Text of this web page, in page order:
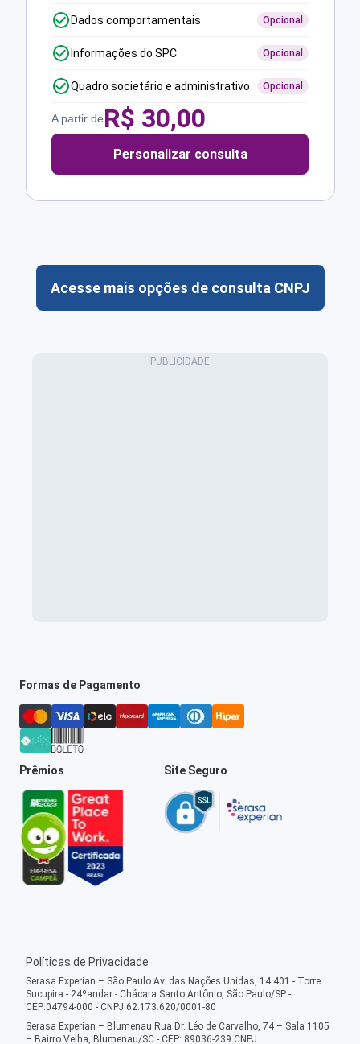
Dados comportamentais Opcional
Informações do SPC Opcional
Quadro societário e administrativo Opcional
A partir deR$ 30,00
Personalizar consulta
Acesse mais opções de consulta CNPJ
Formas de Pagamento
Prêmios Site Seguro
Políticas de Privacidade
Serasa Experian – São Paulo Av. das Nações Unidas, 14.401 - Torre
Sucupira - 24ºandar - Chácara Santo Antônio, São Paulo/SP -
CEP:04794-000 - CNPJ 62.173.620/0001-80
Serasa Experian – Blumenau Rua Dr. Léo de Carvalho, 74 – Sala 1105
– Bairro Velha, Blumenau/SC - CEP: 89036-239 CNPJ